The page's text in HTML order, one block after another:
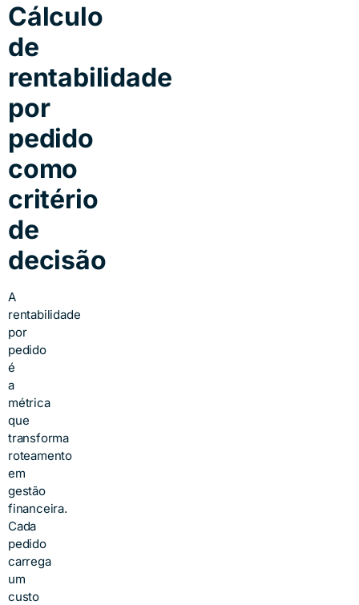
Cálculo
de
rentabilidade
por
pedido
como
critério
de
decisão
A
rentabilidade
por
pedido
é
a
métrica
que
transforma
roteamento
em
gestão
financeira.
Cada
pedido
carrega
um
custo